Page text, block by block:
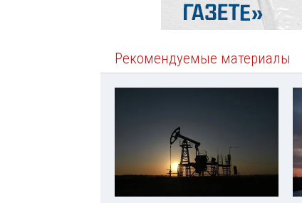
Рекомендуемые материалы